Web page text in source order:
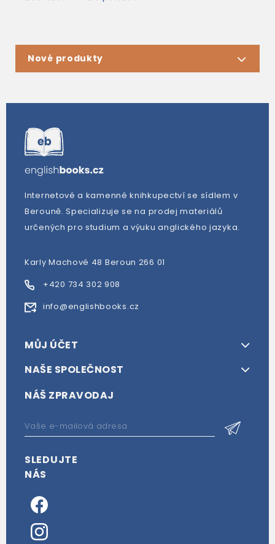
Nové produkty
Internetové a kamenné knihkupectví se sídlem v
Berouně. Specializuje se na prodej materiálů
určených pro studium a výuku anglického jazyka.
Karly Machové 48 Beroun 266 01
+420 734 302 908
info@englishbooks.cz
MŮJ ÚČET
NAŠE SPOLEČNOST
NÁŠ ZPRAVODAJ
SLEDUJTE
NÁS